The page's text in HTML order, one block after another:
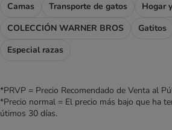
Camas
Transporte de gatos
Hogar
COLECCIÓN WARNER BROS
Gatitos
Especial razas
*PRVP = Precio Recomendado de Venta al
*Precio normal = El precio más bajo que ha
útimos 30 días.